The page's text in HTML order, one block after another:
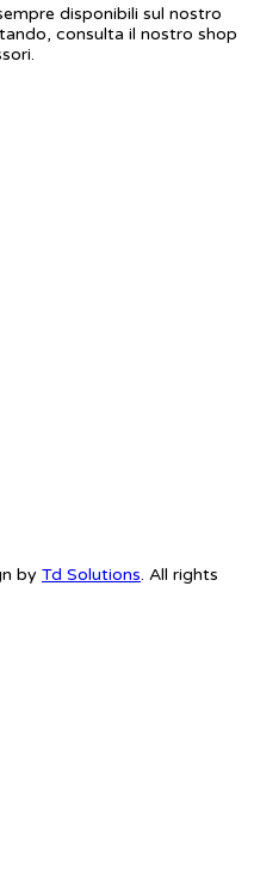
disponibili sul nostro
consulta il nostro shop
by Td Solutions. All rights